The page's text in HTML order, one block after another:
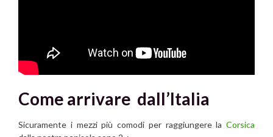
Come arrivare dall’Italia
Sicuramente i mezzi più comodi per raggiungere la Corsica